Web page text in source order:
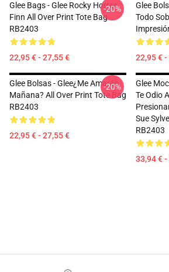
Glee Bags - Glee Rocky Horror
Finn All Over Print Tote Bag
RB2403
22,95 € - 27,55 €
-20%
Glee
Todo
22,95 €
Glee Bolsas - Glee¿Me Amarás
Mañana? All Over Print Tote Bag
RB2403
22,95 € - 27,55 €
-20%
Glee
Te Odio
Sue
RB2403
33,94 €